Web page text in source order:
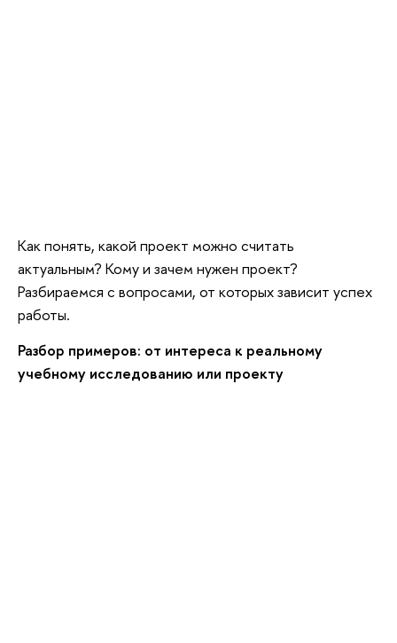
Как понять, какой проект можно считать
актуальным? Кому и зачем нужен проект?
Разбираемся с вопросами, от которых зависит успех
работы.
Разбор примеров: от интереса к реальному
учебному исследованию или проекту